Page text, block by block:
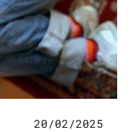
20/02/2025